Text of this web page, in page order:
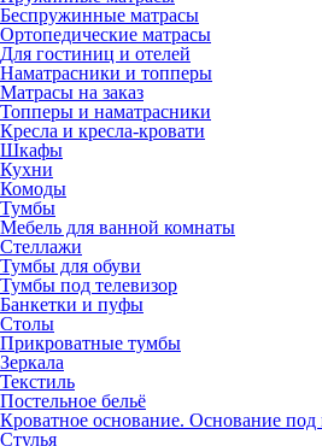
Беспружинные матрасы
Ортопедические матрасы
Для гостиниц и отелей
Наматрасники и топперы
Матрасы на заказ
Топперы и наматрасники
Кресла и кресла-кровати
Шкафы
Кухни
Комоды
Тумбы
Мебель для ванной комнаты
Стеллажи
Тумбы для обуви
Тумбы под телевизор
Банкетки и пуфы
Столы
Прикроватные тумбы
Зеркала
Текстиль
Постельное бельё
Кроватное основание. Основание под
Стулья